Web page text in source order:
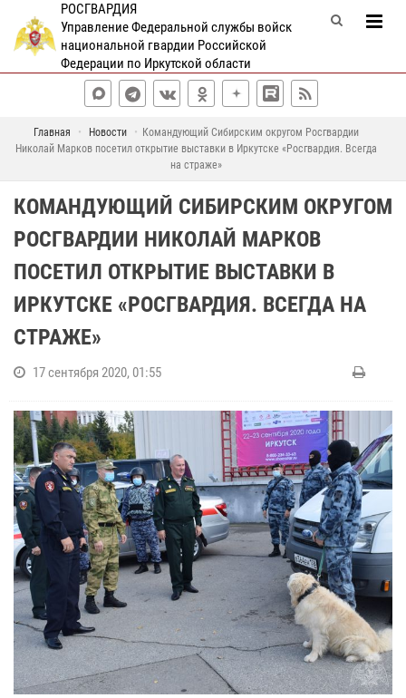
РОСГВАРДИЯ
Управление Федеральной службы войск
национальной гвардии Российской
Федерации по Иркутской области
Главная Новости
Командующий Сибирским округом Росгвардии
Николай Марков посетил открытие выставки в Иркутске «Росгвардия. Всегда
на страже»
КОМАНДУЮЩИЙ СИБИРСКИМ ОКРУГОМ
РОСГВАРДИИ НИКОЛАЙ МАРКОВ
ПОСЕТИЛ ОТКРЫТИЕ ВЫСТАВКИ В
ИРКУТСКЕ «РОСГВАРДИЯ. ВСЕГДА НА
СТРАЖЕ»
17 сентября 2020, 01:55